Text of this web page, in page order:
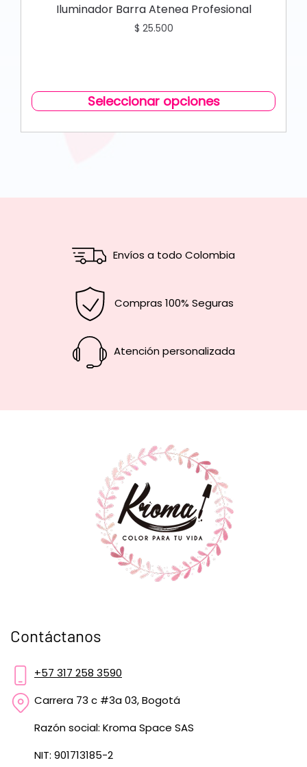
Iluminador Barra Atenea Profesional
$ 25.500
Seleccionar opciones
Envíos a todo Colombia
Compras 100% Seguras
Atención personalizada
Contáctanos
+57 317 258 3590
Carrera 73 c #3a 03, Bogotá
Razón social: Kroma Space SAS
NIT: 901713185-2